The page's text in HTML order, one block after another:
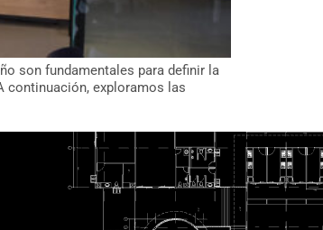
son fundamentales para definir la
continuación, exploramos las